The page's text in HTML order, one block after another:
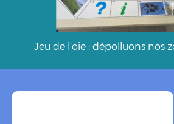
Jeu de l’oie : dépolluons nos